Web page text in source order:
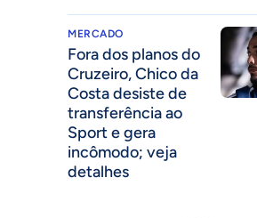
MERCADO
Fora dos planos do
Cruzeiro, Chico da
Costa desiste de
transferência ao
Sport e gera
incômodo; veja
detalhes